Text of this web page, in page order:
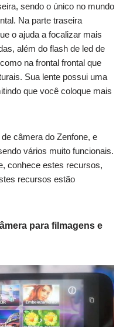
sendo o único no mundo
Na parte traseira
o ajuda a focalizar mais
além do flash de led de
na frontal frontal que
Sua lente possui uma
que você coloque mais
câmera do Zenfone, e
vários muito funcionais.
conhece estes recursos,
recursos estão
para filmagens e